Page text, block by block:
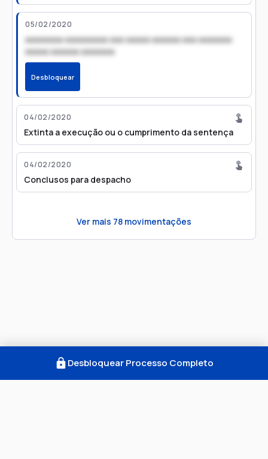
05/02/2020
xxxxxxxx xxxxxxxxx xxx xxxxx xxxxxx xxx xxxxxxx
xxxxx xxxxxx xxxxxxx
Desbloquear
04/02/2020
Extinta a execução ou o cumprimento da sentença
04/02/2020
Conclusos para despacho
Ver mais 78 movimentações
Desbloquear Processo Completo